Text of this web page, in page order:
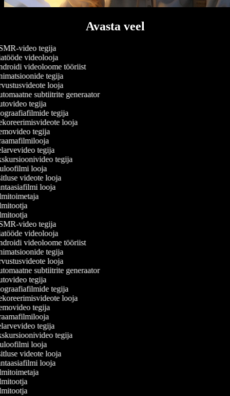
Avasta veel
video tegija
videolooja
videoloome tööriist
tegija
looja
subtiitrite generaator
tegija
tegija
looja
tegija
tegija
tegija
looja
videote looja
looja
video tegija
videolooja
videoloome tööriist
tegija
looja
subtiitrite generaator
tegija
tegija
looja
tegija
tegija
tegija
looja
videote looja
looja